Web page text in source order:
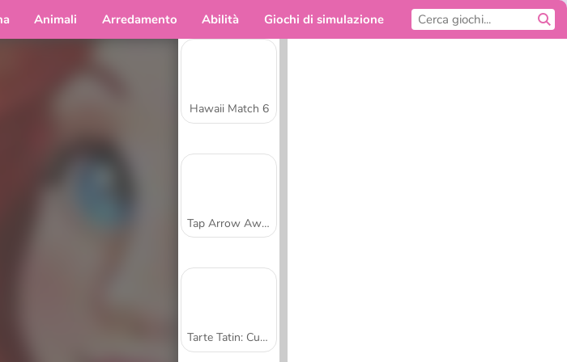
Animali Arredamento Abilità Giochi di simulazione
Hawaii Match 6
Tap Arrow Away
Tarte Tatin: Cucina con Sara